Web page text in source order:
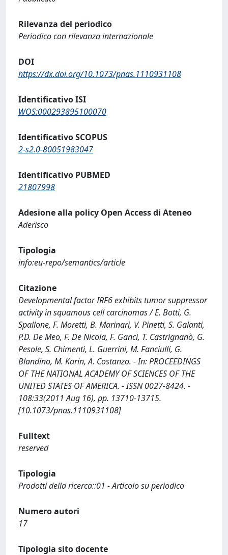
Rilevanza del periodico
Periodico con rilevanza internazionale
DOI
https://dx.doi.org/10.1073/pnas.1110931108
Identificativo ISI
WOS:000293895100070
Identificativo SCOPUS
2-s2.0-80051983047
Identificativo PUBMED
21807998
Adesione alla policy Open Access di Ateneo
Aderisco
Tipologia
info:eu-repo/semantics/article
Citazione
Developmental factor IRF6 exhibits tumor suppressor
activity in squamous cell carcinomas / E. Botti, G.
Spallone, F. Moretti, B. Marinari, V. Pinetti, S. Galanti,
P.D. De Meo, F. De Nicola, F. Ganci, T. Castrignanò, G.
Pesole, S. Chimenti, L. Guerrini, M. Fanciulli, G.
Blandino, M. Karin, A. Costanzo. - In: PROCEEDINGS
OF THE NATIONAL ACADEMY OF SCIENCES OF THE
UNITED STATES OF AMERICA. - ISSN 0027-8424. -
108:33(2011 Aug 16), pp. 13710-13715.
[10.1073/pnas.1110931108]
Fulltext
reserved
Tipologia
Prodotti della ricerca::01 - Articolo su periodico
Numero autori
17
Tipologia sito docente